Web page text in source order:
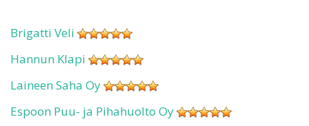
Brigatti Veli
Hannun Klapi
Laineen Saha Oy
Espoon Puu- ja Pihahuolto Oy